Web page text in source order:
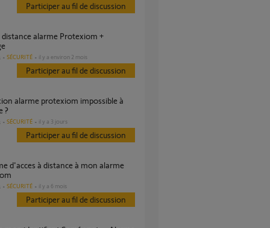
Participer au fil de discussion
SÉCURITÉ il y a environ 2 mois
Participer au fil de discussion
?
SÉCURITÉ il y a 3 jours
Participer au fil de discussion
SÉCURITÉ il y a 6 mois
Participer au fil de discussion